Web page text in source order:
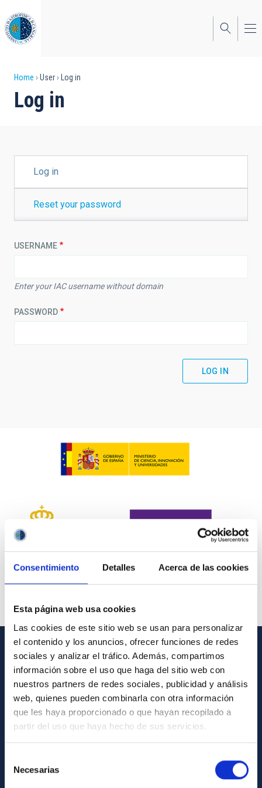
Consentimiento Detalles Acerca de las cookies
Esta página web usa cookies
Las cookies de este sitio web se usan para personalizar
el contenido y los anuncios, ofrecer funciones de redes
sociales y analizar el tráfico. Además, compartimos
información sobre el uso que haga del sitio web con
nuestros partners de redes sociales, publicidad y análisis
web, quienes pueden combinarla con otra información
que les haya proporcionado o que hayan recopilado a
partir del uso que haya hecho de sus servicios.
Necesarias
to
main
content
Breadcrumb
Home User Log in
Log in
TABSLog in
Reset your password
USERNAME
Enter your IAC username without domain
PASSWORD
GENERAL INFORMATION
Contact
How to get to the IAC
List of personnel
Library
General register